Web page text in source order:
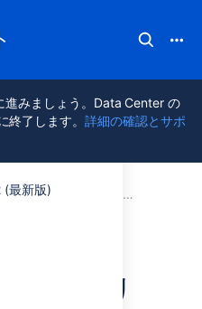
みましょう。Data Center の
終了します。詳細の確認とサポ
(最新版)
Confluence 10.2関連ドキュメント
10.2
8.3 リリ